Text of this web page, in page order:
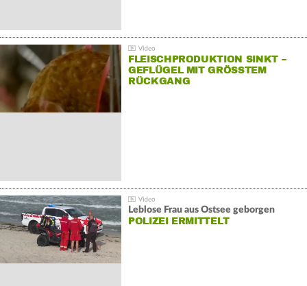
FLEISCHPRODUKTION SINKT –
GEFLÜGEL MIT GRÖSSTEM R
ÜCKGANG
Leblose Frau aus Ostsee geborgen
POLIZEI ERMITTELT